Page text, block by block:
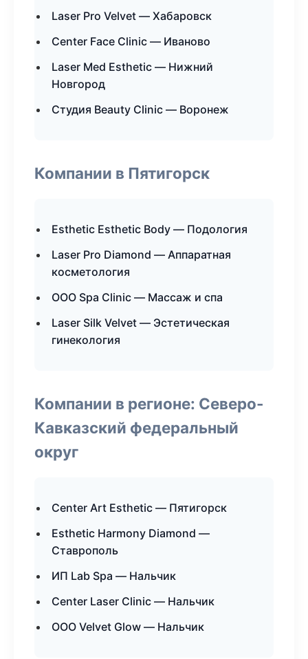
Laser Pro Velvet — Хабаровск
Center Face Clinic — Иваново
Laser Med Esthetic — Нижний
Новгород
Студия Beauty Clinic — Воронеж
Компании в Пятигорск
Esthetic Esthetic Body — Подология
Laser Pro Diamond — Аппаратная
косметология
ООО Spa Clinic — Массаж и спа
Laser Silk Velvet — Эстетическая
гинекология
Компании в регионе: Северо-
Кавказский федеральный
округ
Center Art Esthetic — Пятигорск
Esthetic Harmony Diamond —
Ставрополь
ИП Lab Spa — Нальчик
Center Laser Clinic — Нальчик
ООО Velvet Glow — Нальчик